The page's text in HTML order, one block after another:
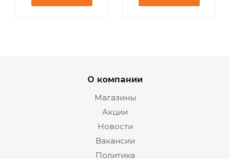
О компании
Магазины
Акции
Новости
Вакансии
Политика